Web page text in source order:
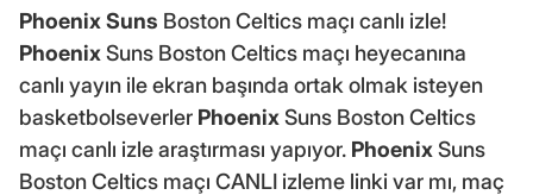
Phoenix Suns Boston Celtics maçı canlı izle!
PhoenixSuns Boston Celtics maçı heyecanına
canlı yayın ile ekran başında ortak olmak isteyen
basketbolseverler PhoenixSuns Boston Celtics
maçı canlı izle araştırması yapıyor. PhoenixSuns
Boston Celtics maçı CANLI izleme linki var mı, maç